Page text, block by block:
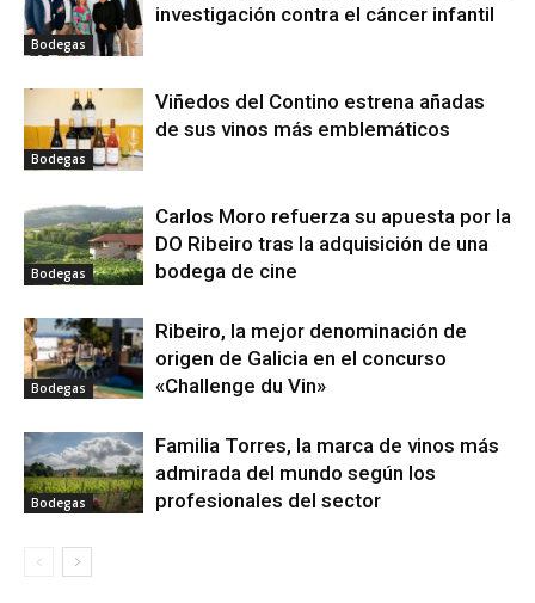
Bodegas
investigación contra el cáncer infantil
Bodegas
Viñedos del Contino estrena añadas
de sus vinos más emblemáticos
Bodegas
Carlos Moro refuerza su apuesta por la
DO Ribeiro tras la adquisición de una
bodega de cine
Bodegas
Ribeiro, la mejor denominación de
origen de Galicia en el concurso
«Challenge du Vin»
Bodegas
Familia Torres, la marca de vinos más
admirada del mundo según los
profesionales del sector